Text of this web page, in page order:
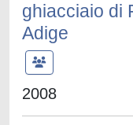
ghiacciaio di
Adige
2008